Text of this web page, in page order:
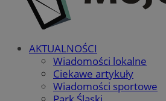
AKTUALNOŚCI
Wiadomości lokalne
Ciekawe artykuły
Wiadomości sportowe